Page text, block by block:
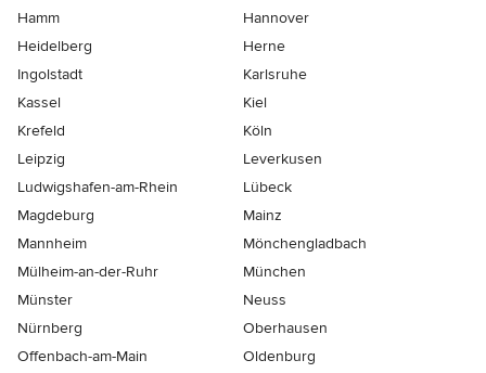
Hamm
Hannover
Heidelberg
Herne
Ingolstadt
Karlsruhe
Kassel
Kiel
Krefeld
Köln
Leipzig
Leverkusen
Ludwigshafen-am-Rhein
Lübeck
Magdeburg
Mainz
Mannheim
Mönchen­gladbach
Mülheim-an-der-Ruhr
München
Münster
Neuss
Nürnberg
Oberhausen
Offenbach-am-Main
Oldenburg